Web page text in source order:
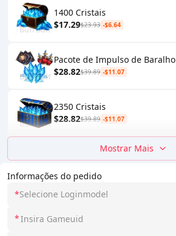
Informações do pedido
*Selecione Loginmodel
*
1400 Cristais
$17.29$23.93 -$6.64
Pacote de Impulso de Baralho
$28.82$39.89 -$11.07
2350 Cristais
$28.82$39.89 -$11.07
Mostrar Mais